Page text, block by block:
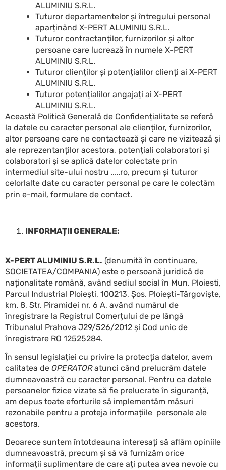
ALUMINIU S.R.L.
Tuturor departamentelor și întregului personal
aparținând X-PERT ALUMINIU S.R.L.
Tuturor contractanților, furnizorilor și altor
persoane care lucrează în numele X-PERT
ALUMINIU S.R.L.
Tuturor clienților și potențialilor clienți ai X-PERT
ALUMINIU S.R.L.
Tuturor potențialilor angajați ai X-PERT
ALUMINIU S.R.L.
Această Politică Generală de Confidențialitate se referă
la datele cu caracter personal ale clienților, furnizorilor,
altor persoane care ne contactează și care ne vizitează și
ale reprezentanților acestora, potențiali colaboratori și
colaboratori și se aplică datelor colectate prin
intermediul site-ului nostru …..ro, precum și tuturor
celorlalte date cu caracter personal pe care le colectăm
prin e-mail, formulare de contact.
INFORMAȚII GENERALE:
X-PERT ALUMINIU S.R.L. (denumită în continuare,
SOCIETATEA/COMPANIA) este o persoană juridică de
naționalitate română, având sediul social în Mun. Ploiesti,
Parcul Industrial Ploiești, 100213, Șos. Ploiești-Târgoviște,
km. 8, Str. Piramidei nr. 6 A, având numărul de
înregistrare la Registrul Comerțului de pe lângă
Tribunalul Prahova J29/526/2012 și Cod unic de
înregistrare RO 12525284.
În sensul legislației cu privire la protecția datelor, avem
calitatea de OPERATORatunci când prelucrăm datele
dumneavoastră cu caracter personal. Pentru ca datele
persoanelor fizice vizate să fie prelucrate în siguranță,
am depus toate eforturile să implementăm măsuri
rezonabile pentru a proteja informațiile personale ale
acestora.
Deoarece suntem întotdeauna interesați să aflăm opiniile
dumneavoastră, precum și să vă furnizăm orice
informații suplimentare de care ați putea avea nevoie cu